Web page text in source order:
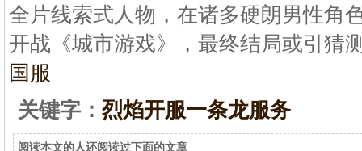
全片线索式人物，在诸多硬朗男性角
开战《城市游戏》，最终结局或引猜
国服
关键字： 烈焰开服一条龙服务
阅读本文的人还阅读过下面的文章